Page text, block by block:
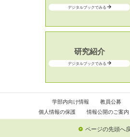
デジタルブックでみる
研究紹介
デジタルブックでみる
学部内向け情報 教員公募
個人情報の保護
情報公開のご案内
ページの先頭へ